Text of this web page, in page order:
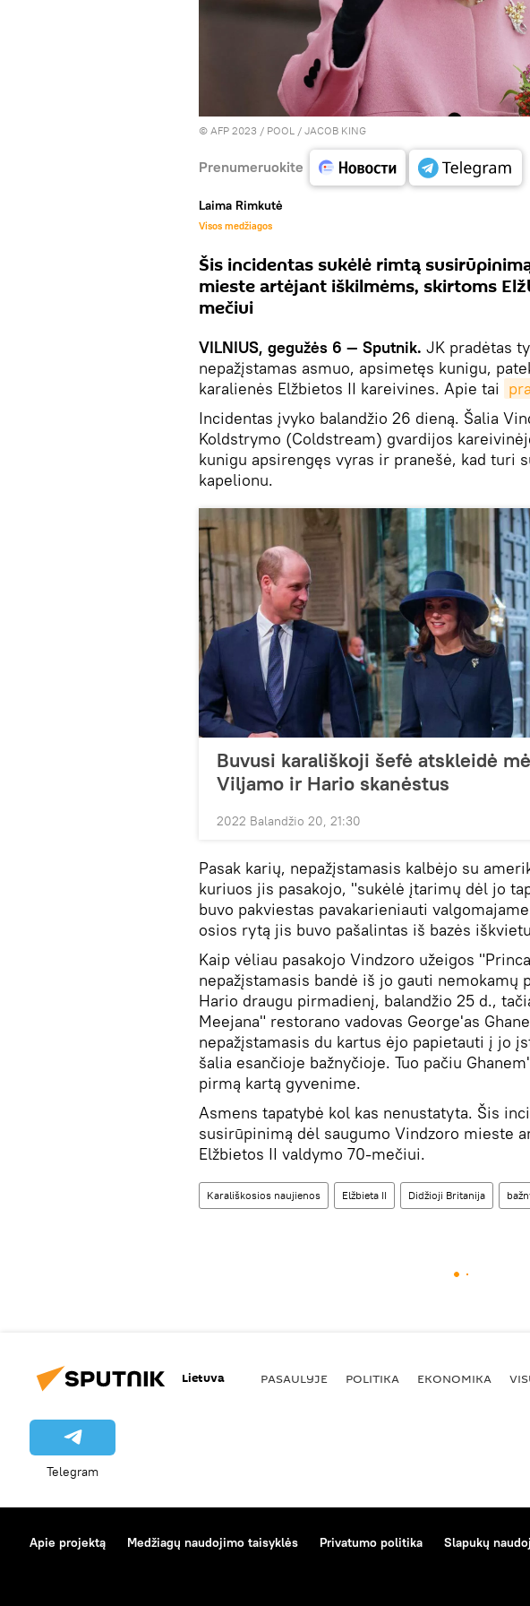
© AFP 2023 / POOL / JACOB KING
Prenumeruokite
Laima Rimkutė
Visos medžiagos
Šis incidentas sukėlė rimtą
mieste artėjant iškilmėms, skirtoms
mečiui
VILNIUS, gegužės 6 — Sputnik. JK pradėtas
nepažįstamas asmuo, apsimetęs kunigu,
karalienės Elžbietos II kareivines. Apie tai
Incidentas įvyko balandžio 26 dieną. Šalia
Koldstrymo (Coldstream) gvardijos
kunigu apsirengęs vyras ir pranešė, kad turi
kapelionu.
Buvusi karališkoji šefė atskleidė
Viljamo ir Hario skanėstus
2022 Balandžio 20, 21:30
Pasak karių, nepažįstamasis kalbėjo su
kuriuos jis pasakojo, "sukėlė įtarimų dėl jo
buvo pakviestas pavakarieniauti
osios rytą jis buvo pašalintas iš bazės
Kaip vėliau pasakojo Vindzoro užeigos
nepažįstamasis bandė iš jo gauti nemokamų
Hario draugu pirmadienį, balandžio 25 d.,
Meejana" restorano vadovas George'as
nepažįstamasis du kartus ėjo papietauti į jo
šalia esančioje bažnyčioje. Tuo pačiu
pirmą kartą gyvenime.
Asmens tapatybė kol kas nenustatyta. Šis
susirūpinimą dėl saugumo Vindzoro mieste
Elžbietos II valdymo 70-mečiui.
Karališkosios naujienos Elžbieta II Didžioji Britanija
Lietuva PASAULYJE POLITIKA EKONOMIKA
Telegram
Apie projektą Medžiagų naudojimo taisyklės Privatumo politika Slapukų